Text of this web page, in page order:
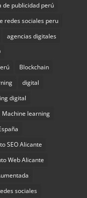
de publicidad perú
redes sociales peru
agencias digitales
Blockchain
digital
digital
Machine learning
SEO Alicante
Web Alicante
sociales